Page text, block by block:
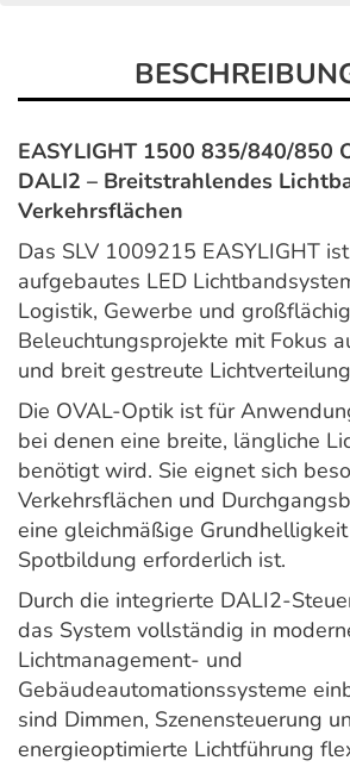
EASYLIGHT 1500 835/840/850
DALI2 – Breitstrahlendes
Verkehrsflächen
Das SLV 1009215 EASYLIGHT
aufgebautes LED
Logistik, Gewerbe und
Beleuchtungsprojekte mit Fokus
und breit gestreute
Die OVAL-Optik ist für
bei denen eine breite, längliche
benötigt wird. Sie eignet sich
Verkehrsflächen und
eine gleichmäßige
Spotbildung erforderlich ist.
Durch die integrierte DALI2-
das System vollständig in
Lichtmanagement- und
Gebäudeautomationssysteme
sind Dimmen, Szenensteuerung
energieoptimierte Lichtführung